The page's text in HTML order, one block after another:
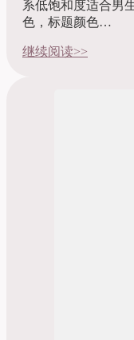
系低饱和度适合男
色，标题颜色…
继续阅读>>